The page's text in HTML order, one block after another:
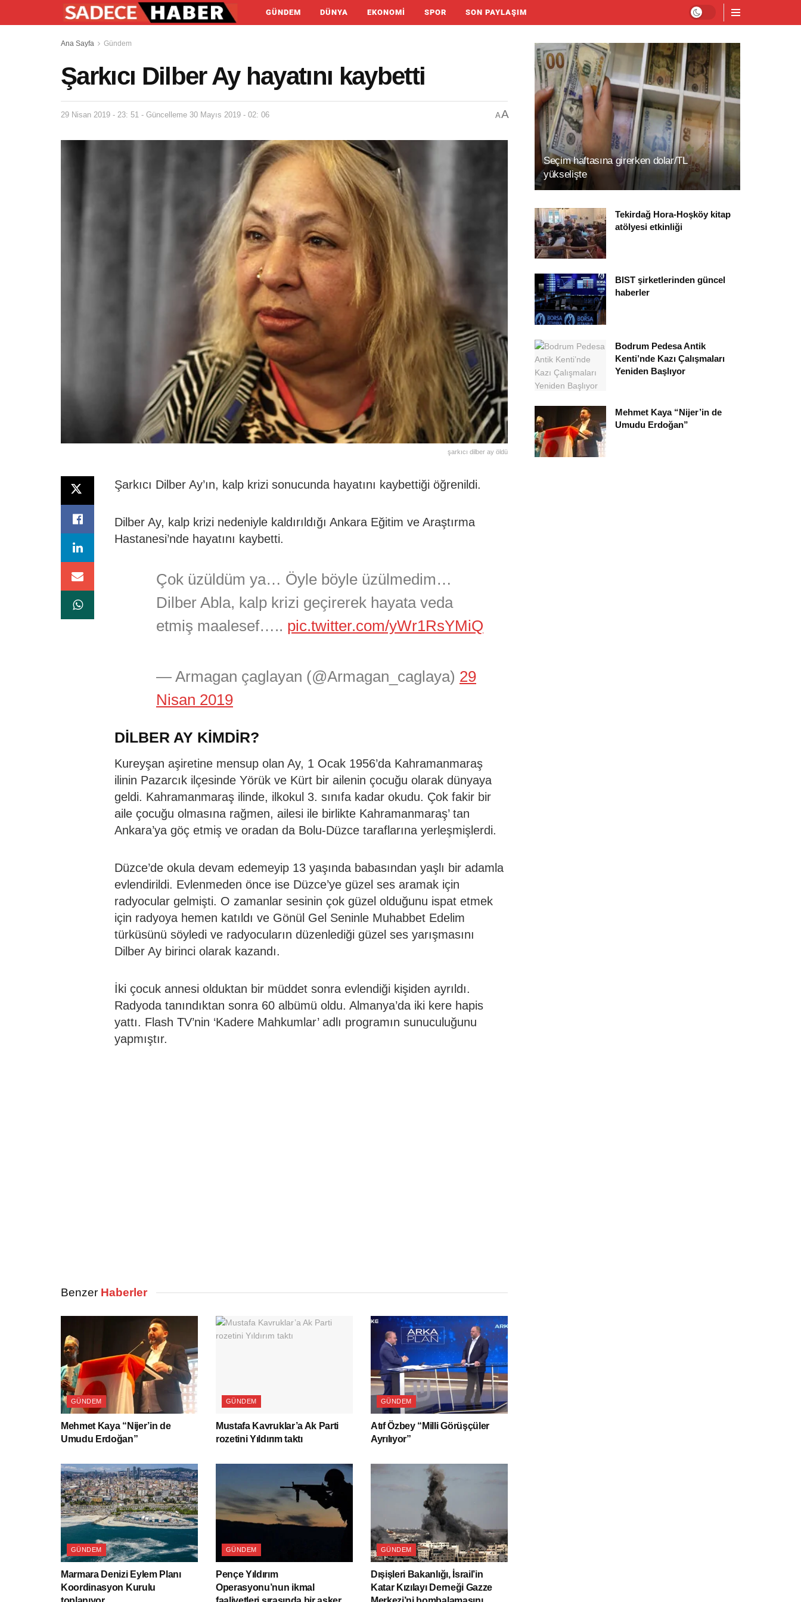
GÜNDEM DÜNYA EKONOMI SPOR SON PAYLAŞIM
Ana Sayfa Gündem
Şarkıcı Dilber Ay hayatını kaybetti
29 Nisan 2019 - 23: 51 - Güncelleme 30 Mayıs 2019 - 02: 06 AA
şarkıcı dilber ay öldü
Şarkıcı Dilber Ay’ın, kalp krizi sonucunda hayatını kaybettiği öğrenildi.
Dilber Ay, kalp krizi nedeniyle kaldırıldığı Ankara Eğitim ve Araştırma
Hastanesi’nde hayatını kaybetti.
Çok üzüldüm ya… Öyle böyle üzülmedim…
Dilber Abla, kalp krizi geçirerek hayata veda
etmiş maalesef….. pic.twitter.com/yWr1RsYMiQ
— Armagan çaglayan (@Armagan_caglaya) 29
Nisan 2019
DİLBER AY KİMDİR?
Kureyşan aşiretine mensup olan Ay, 1 Ocak 1956’da Kahramanmaraş
ilinin Pazarcık ilçesinde Yörük ve Kürt bir ailenin çocuğu olarak dünyaya
geldi. Kahramanmaraş ilinde, ilkokul 3. sınıfa kadar okudu. Çok fakir bir
aile çocuğu olmasına rağmen, ailesi ile birlikte Kahramanmaraş’ tan
Ankara’ya göç etmiş ve oradan da Bolu-Düzce taraflarına yerleşmişlerdi.
Düzce’de okula devam edemeyip 13 yaşında babasından yaşlı bir adamla
evlendirildi. Evlenmeden önce ise Düzce’ye güzel ses aramak için
radyocular gelmişti. O zamanlar sesinin çok güzel olduğunu ispat etmek
için radyoya hemen katıldı ve Gönül Gel Seninle Muhabbet Edelim
türküsünü söyledi ve radyocuların düzenlediği güzel ses yarışmasını
Dilber Ay birinci olarak kazandı.
İki çocuk annesi olduktan bir müddet sonra evlendiği kişiden ayrıldı.
Radyoda tanındıktan sonra 60 albümü oldu. Almanya’da iki kere hapis
yattı. Flash TV’nin ‘Kadere Mahkumlar’ adlı programın sunuculuğunu
yapmıştır.
Benzer Haberler
GÜNDEM
Mehmet Kaya “Nijer’in de
Umudu Erdoğan”
GÜNDEM
Mustafa Kavruklar’a Ak Parti
rozetini Yıldırım taktı
GÜNDEM
Atıf Özbey “Milli Görüşçüler
Ayrılıyor”
GÜNDEM
Marmara Denizi Eylem Planı
Koordinasyon Kurulu
GÜNDEM
Pençe Yıldırım
Operasyonu’nun ikmal
GÜNDEM
Dışişleri Bakanlığı, İsrail’in
Katar Kızılayı Derneği Gazze
Seçim haftasına girerken dolar/TL
yükselişte
Tekirdağ Hora-Hoşköy kitap
atölyesi etkinliği
BIST şirketlerinden güncel
haberler
Bodrum Pedesa Antik
Kenti’nde Kazı Çalışmaları
Yeniden Başlıyor
Mehmet Kaya “Nijer’in de
Umudu Erdoğan”